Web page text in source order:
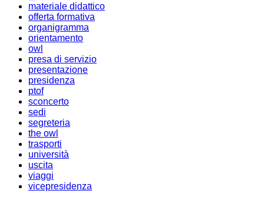
materiale didattico
offerta formativa
organigramma
orientamento
owl
presa di servizio
presentazione
presidenza
ptof
sconcerto
sedi
segreteria
the owl
trasporti
università
uscita
viaggi
vicepresidenza